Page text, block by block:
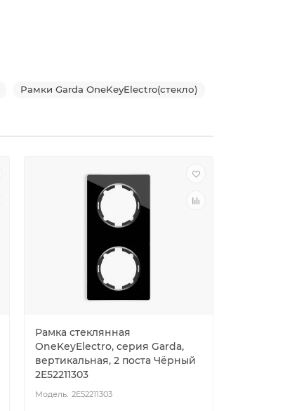
Рамки Garda OneKeyElectro(стекло)
Рамка стеклянная
OneKeyElectro, серия Garda,
вертикальная, 2 поста Чёрный
2E52211303
2E52211303